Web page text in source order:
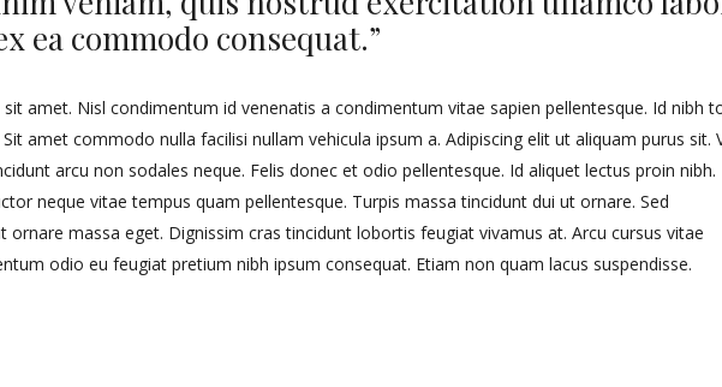
ea commodo consequat.”
amet. Nisl condimentum id venenatis a condimentum vitae sapien pellentesque. Id nibh
amet commodo nulla facilisi nullam vehicula ipsum a. Adipiscing elit ut aliquam purus sit.
arcu non sodales neque. Felis donec et odio pellentesque. Id aliquet lectus proin nibh.
neque vitae tempus quam pellentesque. Turpis massa tincidunt dui ut ornare. Sed
ornare massa eget. Dignissim cras tincidunt lobortis feugiat vivamus at. Arcu cursus vitae
odio eu feugiat pretium nibh ipsum consequat. Etiam non quam lacus suspendisse.